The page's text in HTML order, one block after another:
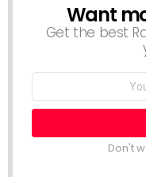
NEWSLETTER
Want
Get the best
Email
Don't